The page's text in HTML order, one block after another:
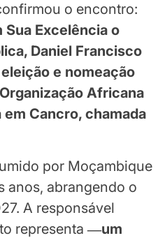
o encontro:
Excelência o
Daniel Francisco
e nomeação
Africana
Cancro, chamada
por Moçambique
anos, abrangendo o
A responsável
representa―um